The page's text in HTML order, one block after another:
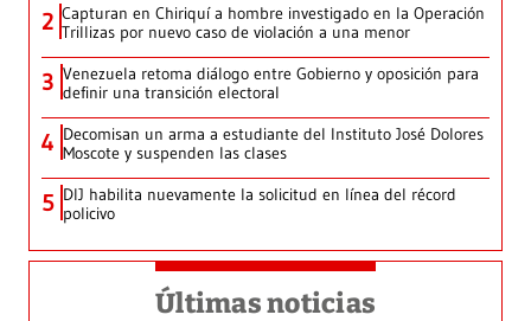
2 Capturan en Chiriquí a hombre investigado en la Operación
Trillizas por nuevo caso de violación a una menor
3 Venezuela retoma diálogo entre Gobierno y oposición para
definir una transición electoral
4 Decomisan un arma a estudiante del Instituto José Dolores
Moscote y suspenden las clases
5 DIJ habilita nuevamente la solicitud en línea del récord
policivo
Últimas noticias